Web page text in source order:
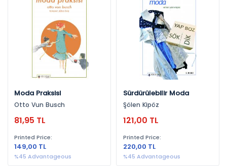
Moda (14)
By Publishers
Literatür Yayıncılık (11)
Yeni İnsan Yayınevi (3)
By Years
2013 (3)
2015 (2)
2014 (2)
2018 (2)
Moda Praksisi
Otto Vun Busch
81,95 TL
Printed Price:
149,00 TL
%45 Advantageous
Sürdürülebilir Moda
Şölen Kipöz
121,00 TL
Printed Price:
220,00 TL
%45 Advantageous